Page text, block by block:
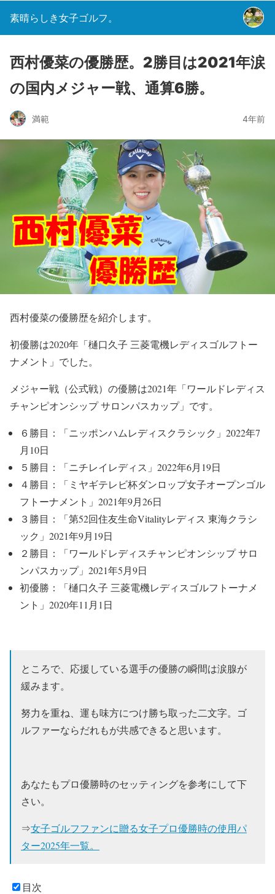
素晴らしき女子ゴルフ。
西村優菜の優勝歴。2勝目は2021年涙
の国内メジャー戦、通算6勝。
満範 4年前
西村優菜の優勝歴を紹介します。
初優勝は2020年「樋口久子 三菱電機レディスゴルフトー
ナメント」でした。
メジャー戦（公式戦）の優勝は2021年「ワールドレディス
チャンピオンシップ サロンパスカップ」です。
６勝目：「ニッポンハムレディスクラシック」2022年7
月10日
５勝目：「ニチレイレディス」2022年6月19日
４勝目：「ミヤギテレビ杯ダンロップ女子オープンゴル
フトーナメント」2021年9月26日
３勝目：「第52回住友生命Vitalityレディス 東海クラシ
ック」2021年9月19日
２勝目：「ワールドレディスチャンピオンシップ サロ
ンパスカップ」2021年5月9日
初優勝：「樋口久子 三菱電機レディスゴルフトーナメ
ント」2020年11月1日
ところで、応援している選手の優勝の瞬間は涙腺が
緩みます。
努力を重ね、運も味方につけ勝ち取った二文字。ゴ
ルファーならだれもが共感できると思います。
あなたもプロ優勝時のセッティングを参考にして下
さい。
⇒女子ゴルフファンに贈る女子プロ優勝時の使用パ
ター2025年一覧。
目次